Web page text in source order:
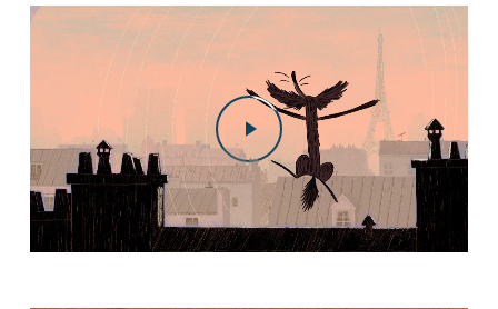
Play Video
Play Video